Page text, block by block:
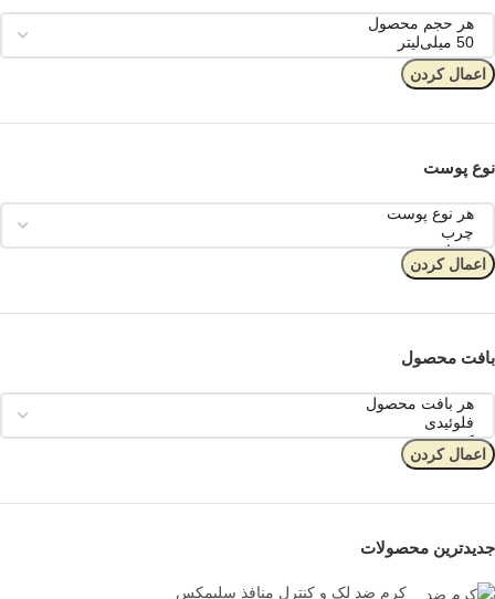
اعمال کردن
نوع پوست
اعمال کردن
بافت محصول
اعمال کردن
جدیدترین محصولات
کرم ضد لک و کنترل منافذ سلیمکس